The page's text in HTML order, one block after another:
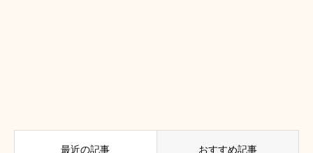
最近の記事 おすすめ記事